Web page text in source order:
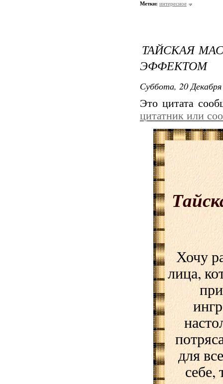
Метки: интересное
ТАЙСКАЯ
ЭФФЕКТОМ
Суббота, 20
Это цитата
цитатник или
Хочу
лица,
для
себе,